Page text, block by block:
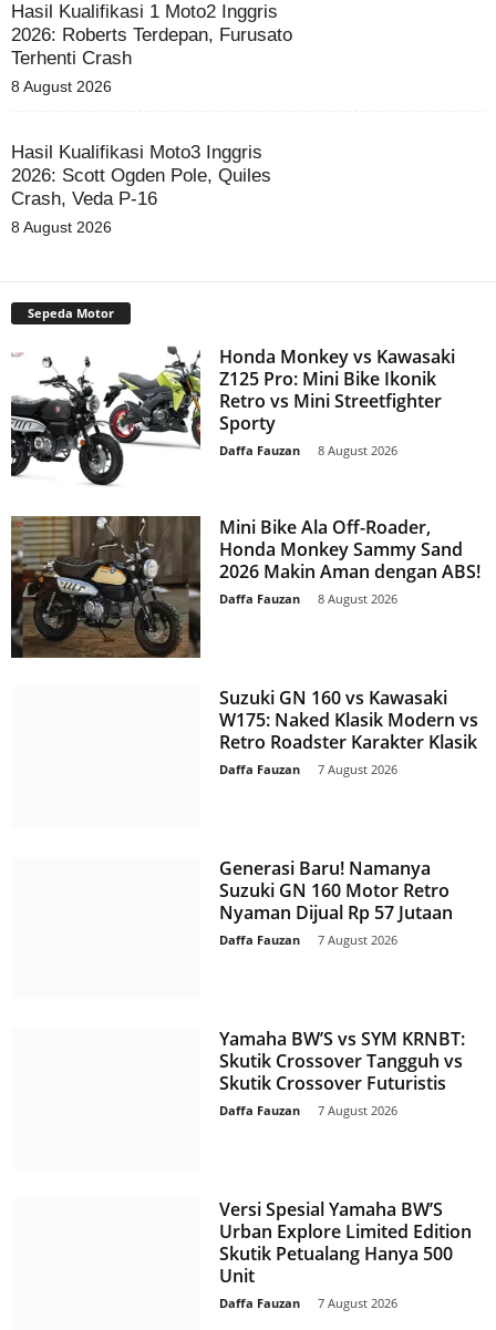
Hasil Kualifikasi 1 Moto2 Inggris
2026: Roberts Terdepan, Furusato
Terhenti Crash
8 August 2026
Hasil Kualifikasi Moto3 Inggris
2026: Scott Ogden Pole, Quiles
Crash, Veda P-16
8 August 2026
Sepeda Motor
Honda Monkey vs Kawasaki
Z125 Pro: Mini Bike Ikonik
Retro vs Mini Streetfighter
Sporty
Daffa Fauzan 8 August 2026
Mini Bike Ala Off-Roader,
Honda Monkey Sammy Sand
2026 Makin Aman dengan ABS!
Daffa Fauzan 8 August 2026
Suzuki GN 160 vs Kawasaki
W175: Naked Klasik Modern vs
Retro Roadster Karakter Klasik
Daffa Fauzan 7 August 2026
Generasi Baru! Namanya
Suzuki GN 160 Motor Retro
Nyaman Dijual Rp 57 Jutaan
Daffa Fauzan 7 August 2026
Yamaha BW’S vs SYM KRNBT:
Skutik Crossover Tangguh vs
Skutik Crossover Futuristis
Daffa Fauzan 7 August 2026
Versi Spesial Yamaha BW’S
Urban Explore Limited Edition
Skutik Petualang Hanya 500
Unit
Daffa Fauzan 7 August 2026